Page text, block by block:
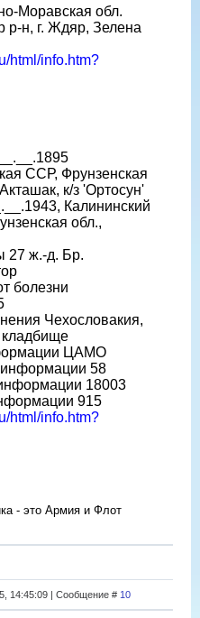
Моравская обл.
р-н, г. Ждяр, Зелена
html/info.htm?
ССР, Фрунзенская
к/з 'Ортосун'
Калининский
обл.,
27 ж.-д. Бр.
болезни
Чехословакия,
ЦАМО
58
18003
915
html/info.htm?
- это Армия и Флот
14:45:09 | Сообщение # 10